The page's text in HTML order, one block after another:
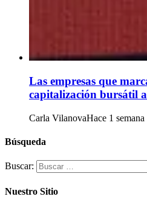
Las empresas que
capitalización bursátil
Carla VilanovaHace 1 semana
Búsqueda
Buscar:
Nuestro Sitio